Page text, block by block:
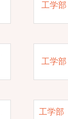
工学
工学
工学部